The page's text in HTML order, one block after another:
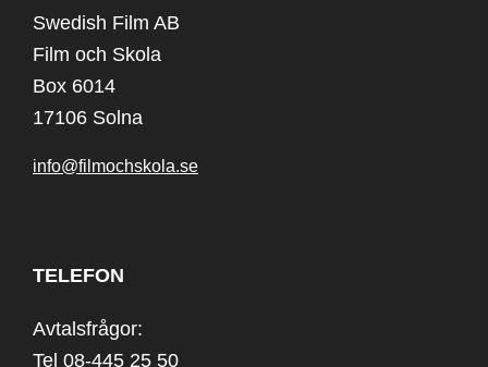
Swedish Film AB
Film och Skola
Box 6014
17106 Solna
info@filmochskola.se
TELEFON
Avtalsfrågor:
Tel 08-445 25 50